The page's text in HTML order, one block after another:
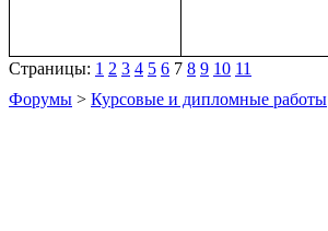
Страницы: 1 2 3 4 5 6 7 8 9 10 11
Форумы > Курсовые и дипломные работы